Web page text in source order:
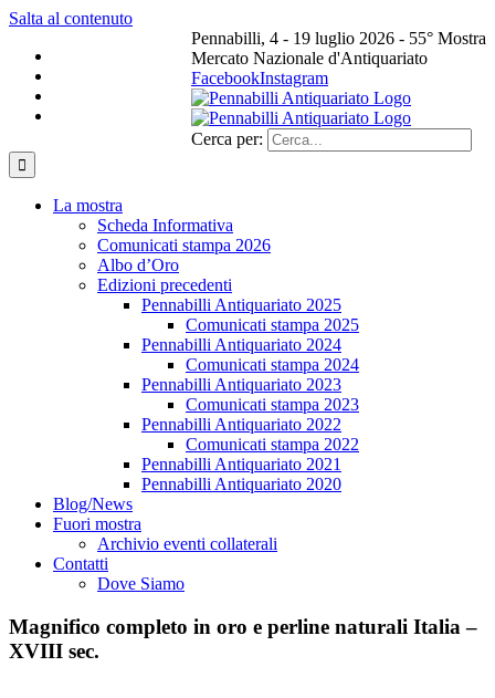
Salta al contenuto
Pennabilli, 4 - 19 luglio 2026 - 55° Mostra
Mercato Nazionale d'Antiquariato
FacebookInstagram
Cerca per:
La mostra
Scheda Informativa
Comunicati stampa 2026
Albo d’Oro
Edizioni precedenti
Pennabilli Antiquariato 2025
Comunicati stampa 2025
Pennabilli Antiquariato 2024
Comunicati stampa 2024
Pennabilli Antiquariato 2023
Comunicati stampa 2023
Pennabilli Antiquariato 2022
Comunicati stampa 2022
Pennabilli Antiquariato 2021
Pennabilli Antiquariato 2020
Blog/News
Fuori mostra
Archivio eventi collaterali
Contatti
Dove Siamo
Magnifico completo in oro e perline naturali Italia –
XVIII sec.